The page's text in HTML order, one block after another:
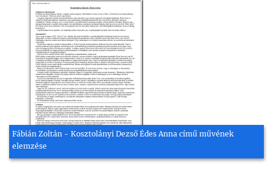
Fábián Zoltán - Kosztolányi Dezső Édes Anna című művének
elemzése